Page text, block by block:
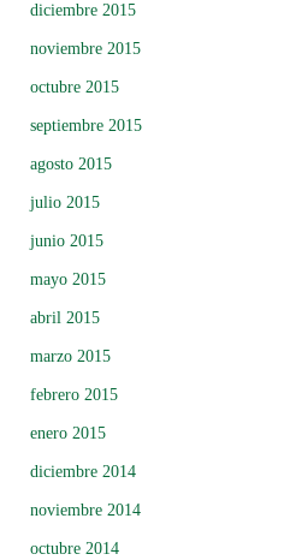
diciembre 2015
noviembre 2015
octubre 2015
septiembre 2015
agosto 2015
julio 2015
junio 2015
mayo 2015
abril 2015
marzo 2015
febrero 2015
enero 2015
diciembre 2014
noviembre 2014
octubre 2014